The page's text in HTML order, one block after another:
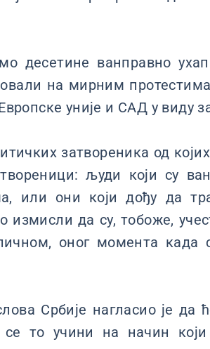
десетине ванправно
на мирним
уније и САД у виду
затвореника од
људи који су
или они који дођу да
измисли да су, тобоже,
оног момента када
Србије нагласио је да
то учини на начин који